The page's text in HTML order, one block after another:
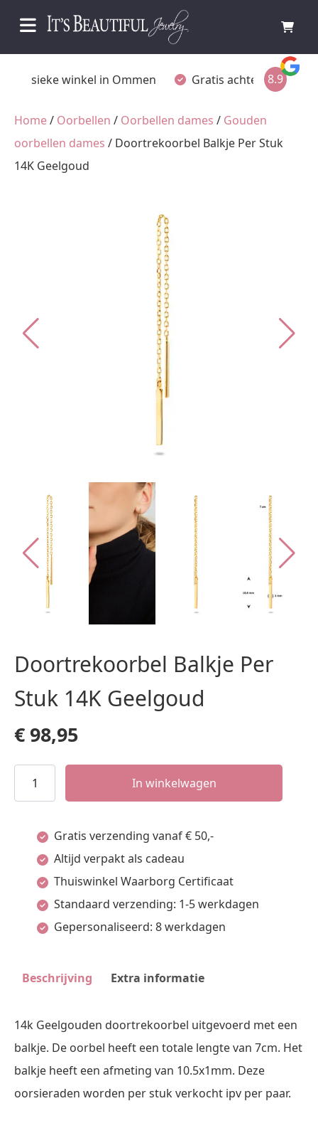
Fysieke winkel in Ommen Gratis achteraf betalen
8.9
Home/ Oorbellen / Oorbellen dames / Gouden
oorbellen dames / Doortrekoorbel Balkje Per Stuk
14K Geelgoud
Doortrekoorbel Balkje Per
Stuk 14K Geelgoud
€98,95
Doortrekoorbel
Balkje
Stuk
Geelgoud
aantal
In winkelwagen
Gratis verzending vanaf € 50,-
Altijd verpakt als cadeau
Thuiswinkel Waarborg Certificaat
Standaard verzending: 1-5 werkdagen
Gepersonaliseerd: 8 werkdagen
Beschrijving Extra informatie
14k Geelgouden doortrekoorbel uitgevoerd met een
balkje. De oorbel heeft een totale lengte van 7cm. Het
balkje heeft een afmeting van 10.5x1mm. Deze
oorsieraden worden per stuk verkocht ipv per paar.